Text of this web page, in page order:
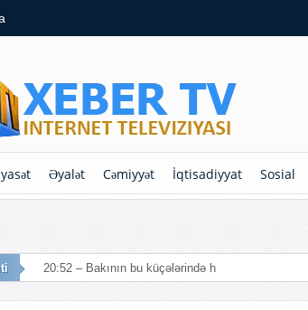
Əyalət Cəmiyyət İqtisadiyyat Sosial
20:52 – Bakının bu küçələrində hərəkət